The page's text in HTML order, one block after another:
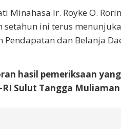
Minahasa Ir. Royke O.
setahun ini terus
dan Belanja
hasil pemeriksaan
RI Sulut Tangga